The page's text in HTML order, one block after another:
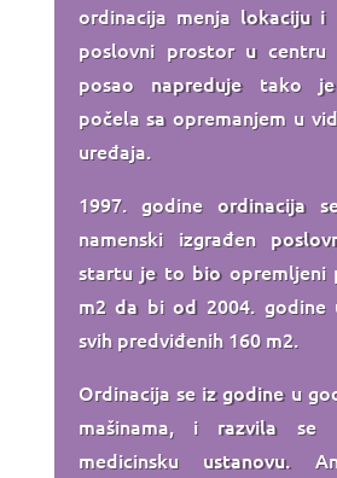
ordinacija menja lokaciju i
poslovni prostor u
posao napreduje tako
počela sa opremanjem u
uređaja.
1997. godine ordinacija
namenski izgrađen
startu je to bio opremljeni
m2 da bi od 2004.
svih predviđenih 160 m2.
Ordinacija se iz godine u
mašinama, i razvila se
medicinsku ustanovu.